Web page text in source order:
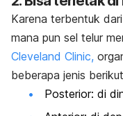
Karena terbentuk
mana pun sel telur
Cleveland Clinic,
beberapa jenis
Posterior: di